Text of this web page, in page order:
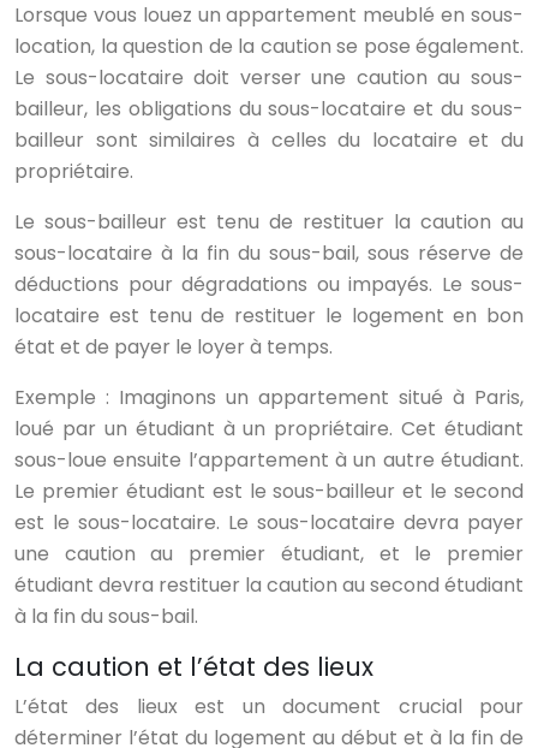
Lorsque vous louez un appartement meublé en sous-
location, la question de la caution se pose également.
Le sous-locataire doit verser une caution au sous-
bailleur, les obligations du sous-locataire et du sous-
bailleur sont similaires à celles du locataire et du
propriétaire.
Le sous-bailleur est tenu de restituer la caution au
sous-locataire à la fin du sous-bail, sous réserve de
déductions pour dégradations ou impayés. Le sous-
locataire est tenu de restituer le logement en bon
état et de payer le loyer à temps.
Exemple : Imaginons un appartement situé à Paris,
loué par un étudiant à un propriétaire. Cet étudiant
sous-loue ensuite l’appartement à un autre étudiant.
Le premier étudiant est le sous-bailleur et le second
est le sous-locataire. Le sous-locataire devra payer
une caution au premier étudiant, et le premier
étudiant devra restituer la caution au second étudiant
à la fin du sous-bail.
La caution et l’état des lieux
L’état des lieux est un document crucial pour
déterminer l’état du logement au début et à la fin de